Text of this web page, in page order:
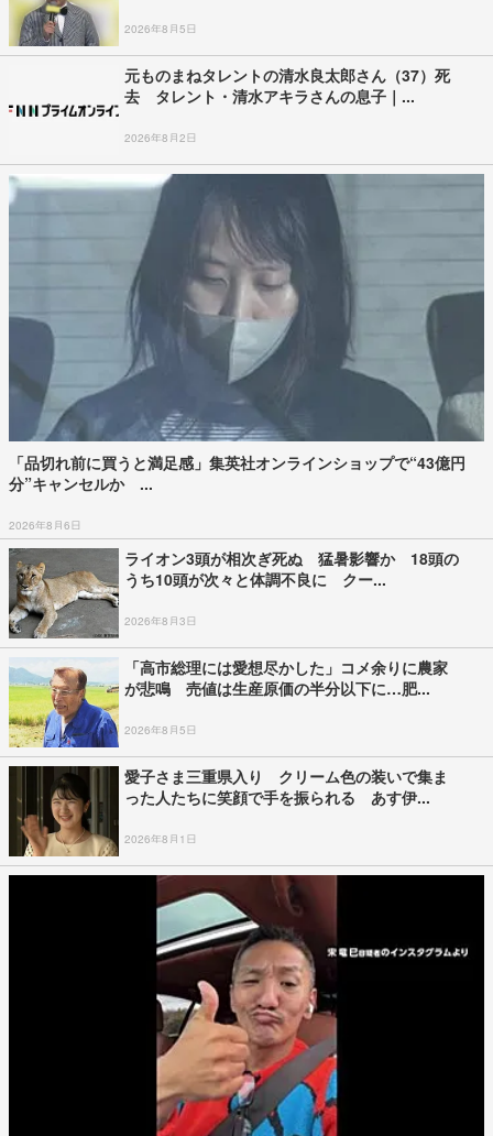
2026年8月5日
元ものまねタレントの清水良太郎さん（37）死
去 タレント・清水アキラさんの息子｜...
2026年8月2日
「品切れ前に買うと満足感」集英社オンラインショップで“43億円
分”キャンセルか ...
2026年8月6日
ライオン3頭が相次ぎ死ぬ 猛暑影響か 18頭の
うち10頭が次々と体調不良に クー...
2026年8月3日
「高市総理には愛想尽かした」コメ余りに農家
が悲鳴 売値は生産原価の半分以下に…肥...
2026年8月5日
愛子さま三重県入り クリーム色の装いで集ま
った人たちに笑顔で手を振られる あす伊...
2026年8月1日